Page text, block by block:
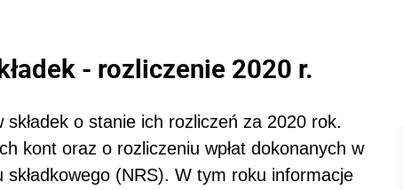
- rozliczenie 2020 r.
o stanie ich rozliczeń za 2020 rok.
kont oraz o rozliczeniu wpłat dokonanych w
(NRS). W tym roku informacje